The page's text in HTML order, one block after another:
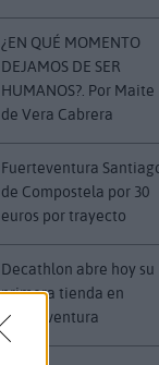
¿EN QUÉ MOMENTO
DEJAMOS DE SER
HUMANOS?. Por Maite
de Vera Cabrera
Fuerteventura
de Compostela por 30
euros por trayecto
Decathlon abre hoy su
primera tienda en
Fuerteventura